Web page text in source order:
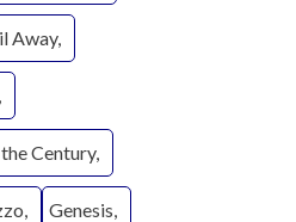
Away
Century
Genesis